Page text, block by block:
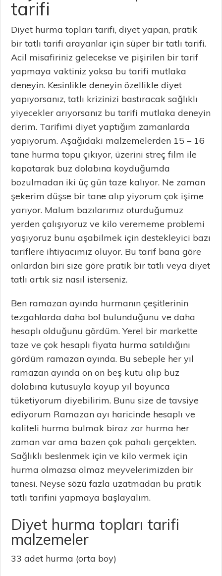
tarifi
Diyet hurma topları tarifi, diyet yapan, pratik
bir tatlı tarifi arayanlar için süper bir tatlı tarifi.
Acil misafiriniz gelecekse ve pişirilen bir tarif
yapmaya vaktiniz yoksa bu tarifi mutlaka
deneyin. Kesinlikle deneyin özellikle diyet
yapıyorsanız, tatlı krizinizi bastıracak sağlıklı
yiyecekler arıyorsanız bu tarifi mutlaka deneyin
derim. Tarifimi diyet yaptığım zamanlarda
yapıyorum. Aşağıdaki malzemelerden 15 – 16
tane hurma topu çıkıyor, üzerini streç film ile
kapatarak buz dolabına koyduğumda
bozulmadan iki üç gün taze kalıyor. Ne zaman
şekerim düşse bir tane alıp yiyorum çok işime
yarıyor. Malum bazılarımız oturduğumuz
yerden çalışıyoruz ve kilo verememe problemi
yaşıyoruz bunu aşabilmek için destekleyici bazı
tariflere ihtiyacımız oluyor. Bu tarif bana göre
onlardan biri size göre pratik bir tatlı veya diyet
tatlı artık siz nasıl isterseniz.
Ben ramazan ayında hurmanın çeşitlerinin
tezgahlarda daha bol bulunduğunu ve daha
hesaplı olduğunu gördüm. Yerel bir markette
taze ve çok hesaplı fiyata hurma satıldığını
gördüm ramazan ayında. Bu sebeple her yıl
ramazan ayında on on beş kutu alıp buz
dolabına kutusuyla koyup yıl boyunca
tüketiyorum diyebilirim. Bunu size de tavsiye
ediyorum Ramazan ayı haricinde hesaplı ve
kaliteli hurma bulmak biraz zor hurma her
zaman var ama bazen çok pahalı gerçekten.
Sağlıklı beslenmek için ve kilo vermek için
hurma olmazsa olmaz meyvelerimizden bir
tanesi. Neyse sözü fazla uzatmadan bu pratik
tatlı tarifini yapmaya başlayalım.
Diyet hurma topları tarifi
malzemeler
33 adet hurma (orta boy)